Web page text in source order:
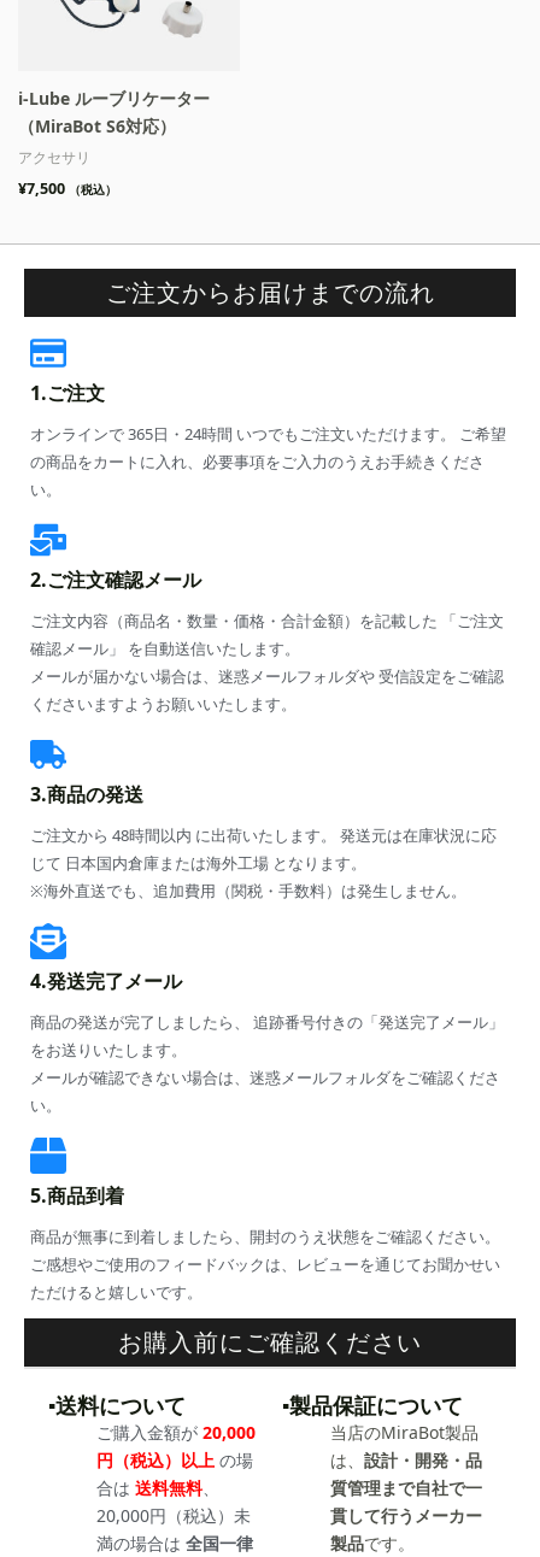
i-Lube ルーブリケーター
（MiraBot S6対応）
アクセサリ
¥7,500 （税込）
ご注文からお届けまでの流れ
1.ご注文
オンラインで 365日・24時間 いつでもご注文いただけます。 ご希望
の商品をカートに入れ、必要事項をご入力のうえお手続きくださ
い。
2.ご注文確認メール
ご注文内容（商品名・数量・価格・合計金額）を記載した 「ご注文
確認メール」 を自動送信いたします。
メールが届かない場合は、迷惑メールフォルダや 受信設定をご確認
くださいますようお願いいたします。
3.商品の発送
ご注文から 48時間以内 に出荷いたします。 発送元は在庫状況に応
じて 日本国内倉庫または海外工場 となります。
※海外直送でも、追加費用（関税・手数料）は発生しません。
4.発送完了メール
商品の発送が完了しましたら、 追跡番号付きの「発送完了メール」
をお送りいたします。
メールが確認できない場合は、迷惑メールフォルダをご確認くださ
い。
5.商品到着
商品が無事に到着しましたら、開封のうえ状態をご確認ください。
ご感想やご使用のフィードバックは、レビューを通じてお聞かせい
ただけると嬉しいです。
お購入前にご確認ください
▪️送料について
ご購入金額が 20,000
円（税込）以上 の場
合は 送料無料、
20,000円（税込）未
満の場合は 全国一律
▪️製品保証について
当店のMiraBot製品
は、 設計・開発・品
質管理まで自社で一
貫して行うメーカー
製品です。